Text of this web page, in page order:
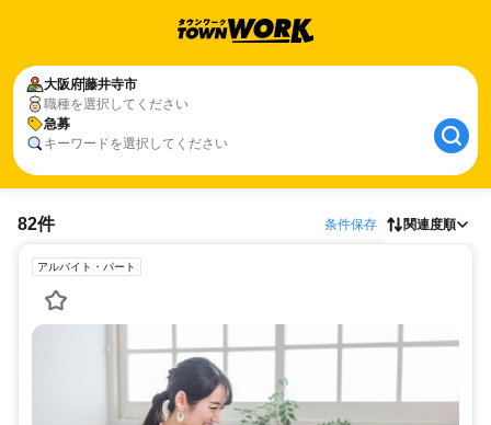
大阪府藤井寺市
職種を選択してください
急募
キーワードを選択してください
82件 条件保存 関連度順
アルバイト・パート